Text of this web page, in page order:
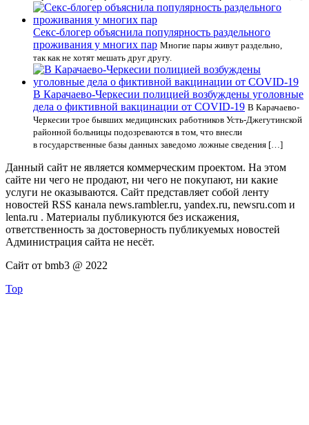
Секс-блогер объяснила популярность раздельного
проживания у многих пар Многие пары живут раздельно,
так как не хотят мешать друг другу.
В Карачаево-Черкесии полицией возбуждены уголовные
дела о фиктивной вакцинации от COVID-19 В Карачаево-
Черкесии трое бывших медицинских работников Усть-Джегутинской
районной больницы подозреваются в том, что внесли
в государственные базы данных заведомо ложные сведения […]
Данный сайт не является коммерческим проектом. На этом
сайте ни чего не продают, ни чего не покупают, ни какие
услуги не оказываются. Сайт представляет собой ленту
новостей RSS канала news.rambler.ru, yandex.ru, newsru.com и
lenta.ru . Материалы публикуются без искажения,
ответственность за достоверность публикуемых новостей
Администрация сайта не несёт.
Сайт от bmb3 @ 2022
Top